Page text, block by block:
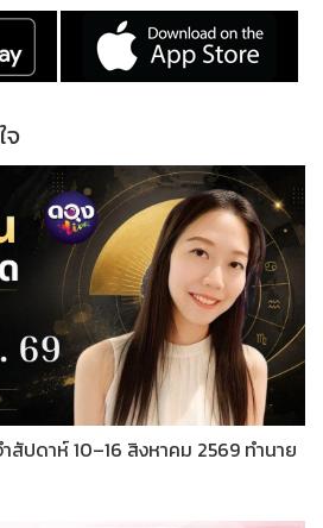
จ
ำสัปดาห์ 10–16 สิงหาคม 2569 ทำนาย